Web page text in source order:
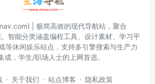
| 极简高效的现代导航站，聚合
智能分类涵盖编程工具、设计素材、学习平
等休闲娱乐站点，支持多引擎搜索与生产力
成，学生/职场人士的上网首选。
关于我们 站点博客 隐私政策